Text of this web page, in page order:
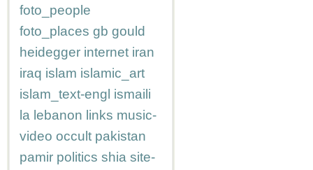
foto_people
foto_places gb gould
heidegger internet iran
iraq islam islamic_art
islam_text-engl ismaili
la lebanon links music-
video occult pakistan
pamir politics shia site-